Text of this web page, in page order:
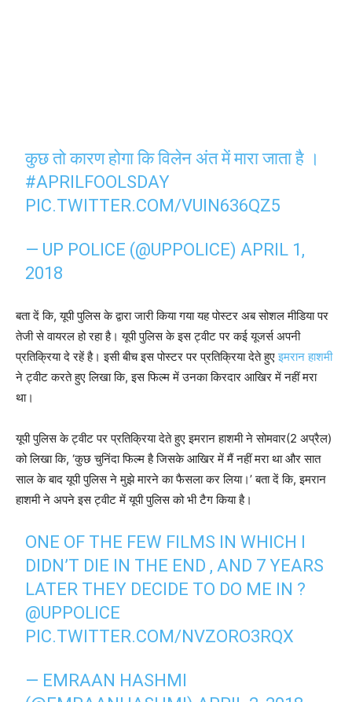
कुछ तो कारण होगा कि विलेन अंत में मारा जाता है ।
#APRILFOOLSDAY
PIC.TWITTER.COM/VUIN636QZ5
— UP POLICE (@UPPOLICE)APRIL 1,
2018
बता दें कि, यूपी पुलिस के द्वारा जारी किया गया यह पोस्टर अब सोशल मीडिया पर
तेजी से वायरल हो रहा है। यूपी पुलिस के इस ट्वीट पर कई यूजर्स अपनी
प्रतिक्रिया दे रहें है। इसी बीच इस पोस्टर पर प्रतिक्रिया देते हुएइमरान हाशमी
ने ट्वीट करते हुए लिखा कि, इस फिल्म में उनका किरदार आखिर में नहीं मरा
था।
यूपी पुलिस के ट्वीट पर प्रतिक्रिया देते हुए इमरान हाशमी ने सोमवार(2 अप्रैल)
को लिखा कि, ‘कुछ चुनिंदा फिल्म है जिसके आखिर में मैं नहीं मरा था और सात
साल के बाद यूपी पुलिस ने मुझे मारने का फैसला कर लिया।’ बता दें कि, इमरान
हाशमी ने अपने इस ट्वीट में यूपी पुलिस को भी टैग किया है।
ONE OF THE FEW FILMS IN WHICH I
DIDN’T DIE IN THE END , AND 7 YEARS
LATER THEY DECIDE TO DO ME IN ?
@UPPOLICE
PIC.TWITTER.COM/NVZORO3RQX
— EMRAAN HASHMI